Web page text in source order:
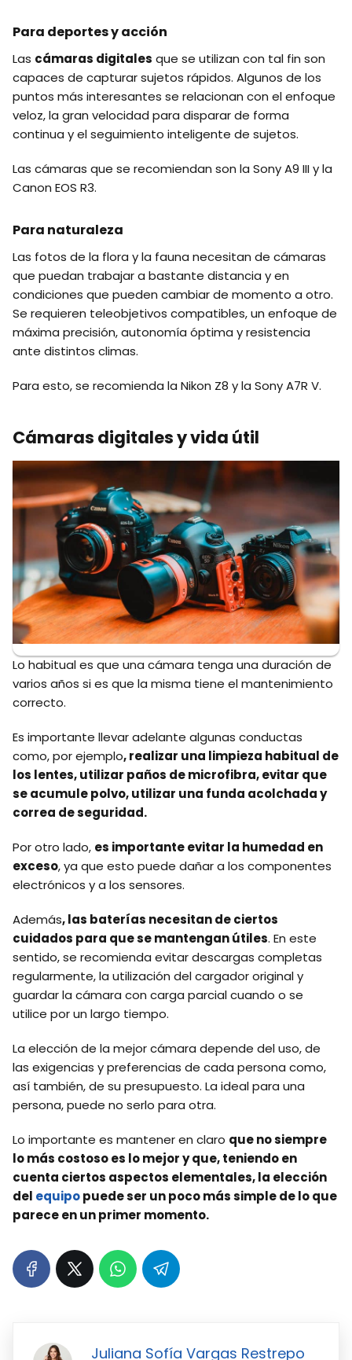
Para deportes y acción
Las cámaras digitales que se utilizan con tal fin son
capaces de capturar sujetos rápidos. Algunos de los
puntos más interesantes se relacionan con el enfoque
veloz, la gran velocidad para disparar de forma
continua y el seguimiento inteligente de sujetos.
Las cámaras que se recomiendan son la Sony A9 III y la
Canon EOS R3.
Para naturaleza
Las fotos de la flora y la fauna necesitan de cámaras
que puedan trabajar a bastante distancia y en
condiciones que pueden cambiar de momento a otro.
Se requieren teleobjetivos compatibles, un enfoque de
máxima precisión, autonomía óptima y resistencia
ante distintos climas.
Para esto, se recomienda la Nikon Z8 y la Sony A7R V.
Cámaras digitales y vida útil
Lo habitual es que una cámara tenga una duración de
varios años si es que la misma tiene el mantenimiento
correcto.
Es importante llevar adelante algunas conductas
como, por ejemplo, realizar una limpieza habitual de
los lentes, utilizar paños de microfibra, evitar que
se acumule polvo, utilizar una funda acolchada y
correa de seguridad.
Por otro lado, es importante evitar la humedad en
exceso, ya que esto puede dañar a los componentes
electrónicos y a los sensores.
Además, las baterías necesitan de ciertos
cuidados para que se mantengan útiles. En este
sentido, se recomienda evitar descargas completas
regularmente, la utilización del cargador original y
guardar la cámara con carga parcial cuando o se
utilice por un largo tiempo.
La elección de la mejor cámara depende del uso, de
las exigencias y preferencias de cada persona como,
así también, de su presupuesto. La ideal para una
persona, puede no serlo para otra.
Lo importante es mantener en claro que no siempre
lo más costoso es lo mejor y que, teniendo en
cuenta ciertos aspectos elementales, la elección
del equipopuede ser un poco más simple de lo que
parece en un primer momento.
Juliana Sofía Vargas Restrepo